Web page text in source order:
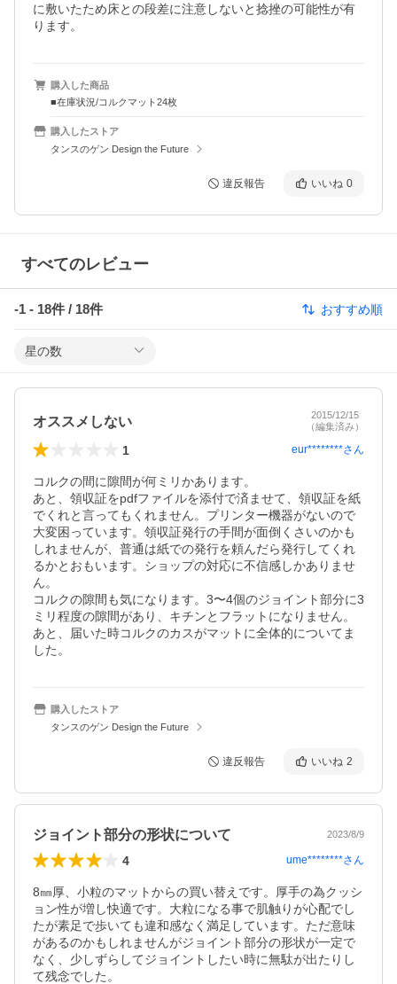
に敷いたため床との段差に注意しないと捻挫の可能性が有
ります。
購入した商品
■在庫状況/コルクマット24枚
購入したストア
タンスのゲン Design the Future
違反報告 いいね 0
すべてのレビュー
-1 - 18件 / 18件 おすすめ順
星の数
オススメしない
2015/12/15
（編集済み）
1 eur********さん
コルクの間に隙間が何ミリかあります。
あと、領収証をpdfファイルを添付で済ませて、領収証を紙
でくれと言ってもくれません。プリンター機器がないので
大変困っています。領収証発行の手間が面倒くさいのかも
しれませんが、普通は紙での発行を頼んだら発行してくれ
るかとおもいます。ショップの対応に不信感しかありませ
ん。
コルクの隙間も気になります。3〜4個のジョイント部分に3
ミリ程度の隙間があり、キチンとフラットになりません。
あと、届いた時コルクのカスがマットに全体的についてま
した。
購入したストア
タンスのゲン Design the Future
違反報告 いいね 2
ジョイント部分の形状について 2023/8/9
4 ume********さん
8㎜厚、小粒のマットからの買い替えです。厚手の為クッシ
ョン性が増し快適です。大粒になる事で肌触りが心配でし
たが素足で歩いても違和感なく満足しています。ただ意味
があるのかもしれませんがジョイント部分の形状が一定で
なく、少しずらしてジョイントしたい時に無駄が出たりし
て残念でした。